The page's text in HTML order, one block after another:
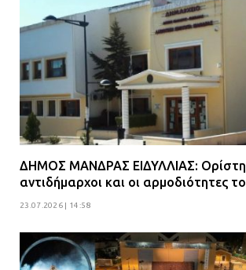
ΔΗΜΟΣ ΜΑΝΔΡΑΣ ΕΙΔΥΛΛΙΑΣ:
αντιδήμαρχοι και οι αρμοδιότητες
23.07.2026 | 14:58